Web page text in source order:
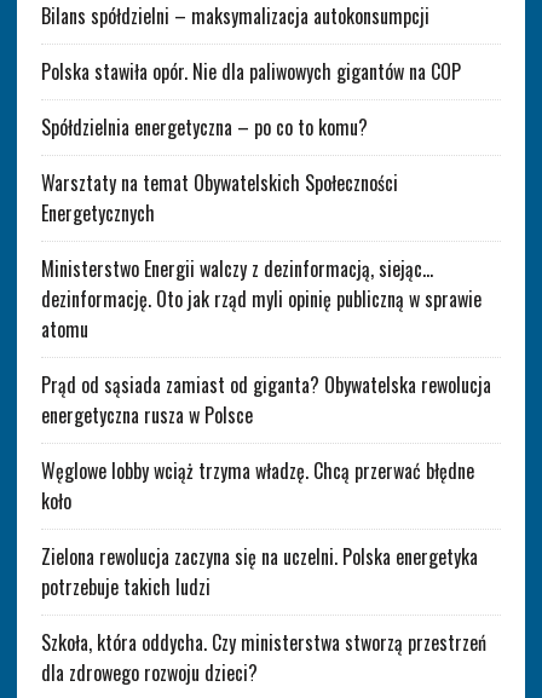
Bilans spółdzielni – maksymalizacja autokonsumpcji
Polska stawiła opór. Nie dla paliwowych gigantów na COP
Spółdzielnia energetyczna – po co to komu?
Warsztaty na temat Obywatelskich Społeczności
Energetycznych
Ministerstwo Energii walczy z dezinformacją, siejąc…
dezinformację. Oto jak rząd myli opinię publiczną w sprawie
atomu
Prąd od sąsiada zamiast od giganta? Obywatelska rewolucja
energetyczna rusza w Polsce
Węglowe lobby wciąż trzyma władzę. Chcą przerwać błędne
koło
Zielona rewolucja zaczyna się na uczelni. Polska energetyka
potrzebuje takich ludzi
Szkoła, która oddycha. Czy ministerstwa stworzą przestrzeń
dla zdrowego rozwoju dzieci?